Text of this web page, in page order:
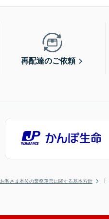
再配達のご依頼
お客さま本位の業務運営に関する基本方針